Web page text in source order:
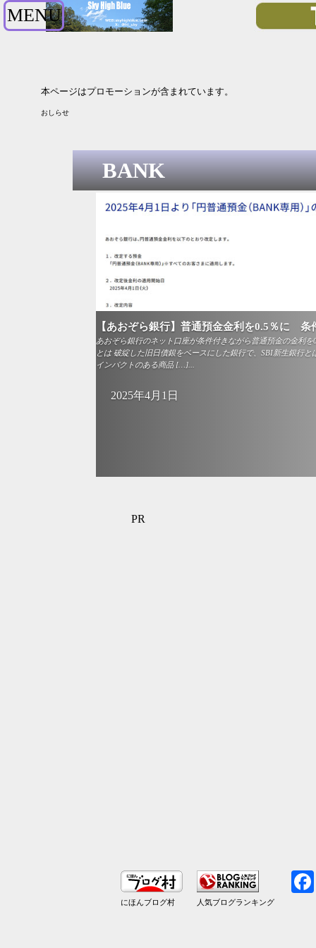
MENU
本ページはプロモーションが含まれています。
おしらせ 【2027年3月期1Q決算】キオクシアは大きく増収
BANK
【あおぞら銀行】普通預金金利を0.5％に 条
あおぞら銀行のネット口座が条件付きながら普通預金の金利
とは 破綻した旧日債銀をベースにした銀行で、SBI新生銀行と
インパクトのある商品 […]...
2025年4月1日
PR
にほんブログ村 人気ブログランキング